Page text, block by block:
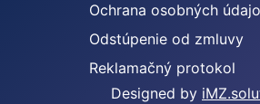
Ochrana osobných
Odstúpenie od zmluvy
Reklamačný protokol
Designed by